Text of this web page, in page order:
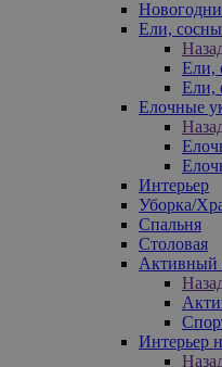
Ели, сосны
Ели,
Ели,
Елочные
Интерьер
Уборка/
Спальня
Столовая
Активный
Интерьер